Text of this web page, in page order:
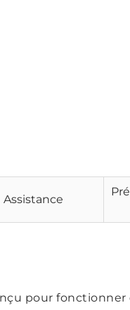
Assistance
pour fonctionner